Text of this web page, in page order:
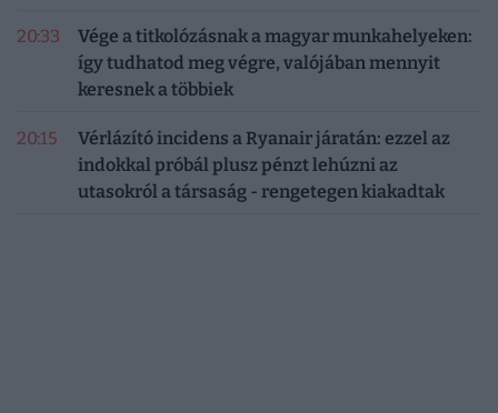
20:33
Vége a titkolózásnak a magyar munkahelyeken:
így tudhatod meg végre, valójában mennyit
keresnek a többiek
20:15
Vérlázító incidens a Ryanair járatán: ezzel az
indokkal próbál plusz pénzt lehúzni az
utasokról a társaság - rengetegen kiakadtak